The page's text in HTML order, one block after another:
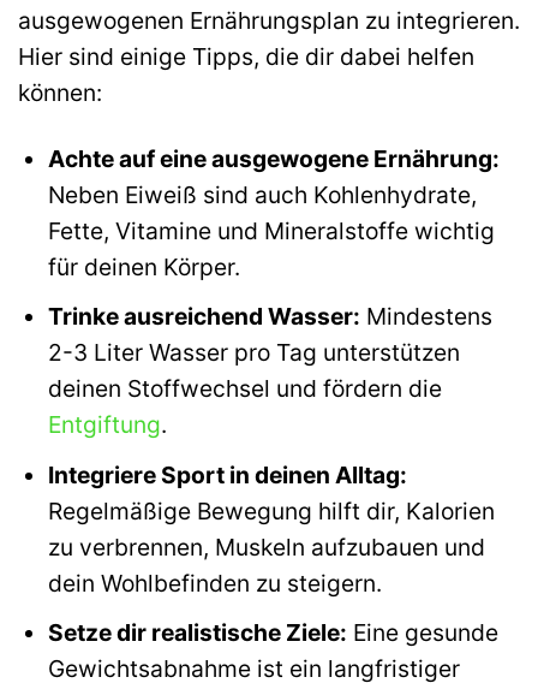
ausgewogenen Ernährungsplan zu integrieren.
Hier sind einige Tipps, die dir dabei helfen
können:
Achte auf eine ausgewogene Ernährung:
Neben Eiweiß sind auch Kohlenhydrate,
Fette, Vitamine und Mineralstoffe wichtig
für deinen Körper.
Trinke ausreichend Wasser: Mindestens
2-3 Liter Wasser pro Tag unterstützen
deinen Stoffwechsel und fördern die
Entgiftung.
Integriere Sport in deinen Alltag:
Regelmäßige Bewegung hilft dir, Kalorien
zu verbrennen, Muskeln aufzubauen und
dein Wohlbefinden zu steigern.
Setze dir realistische Ziele: Eine gesunde
Gewichtsabnahme ist ein langfristiger